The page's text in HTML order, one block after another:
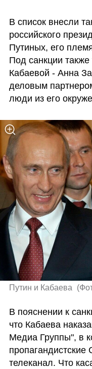
В список внесли
российского
Путиных, его
Под санкции
Кабаевой - Анна
деловым
люди из его
Путин и Кабаева (
В пояснении к
что Кабаева
Медиа Группы", в
телеканал. Что